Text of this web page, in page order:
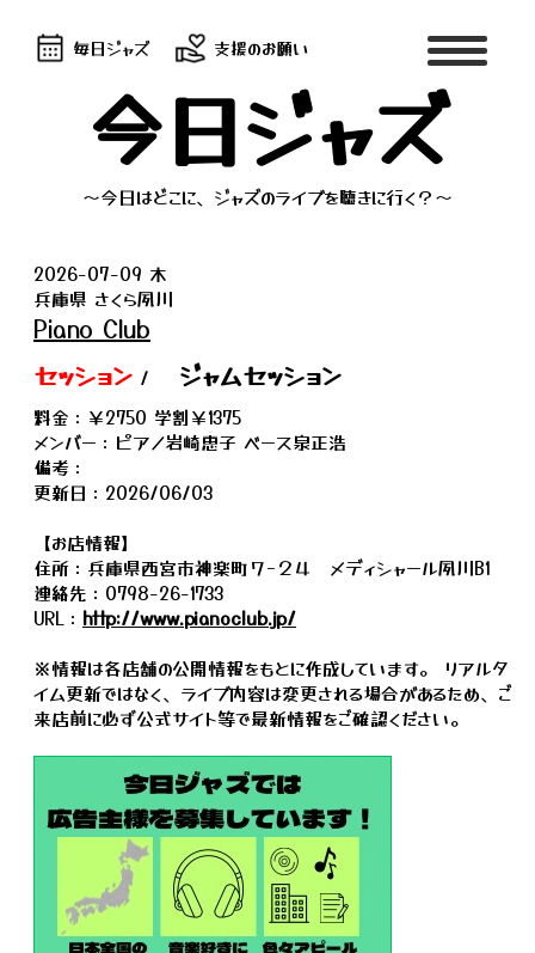
毎日ジャズ 支援のお願い
今日ジャズ
～今日はどこに、ジャズのライブを聴きに行く？～
2026-07-09 木
兵庫県 さくら夙川
Piano Club
セッション / ジャムセッション
料金：￥2750 学割￥1375
メンバー：ピアノ岩崎恵子 ベース泉正浩
備考：
更新日：2026/06/03
【お店情報】
住所：兵庫県西宮市神楽町７−２４ メディシャール夙川B1
連絡先：0798-26-1733
URL： http://www.pianoclub.jp/
※情報は各店舗の公開情報をもとに作成しています。 リアルタ
イム更新ではなく、ライブ内容は変更される場合があるため、ご
来店前に必ず公式サイト等で最新情報をご確認ください。